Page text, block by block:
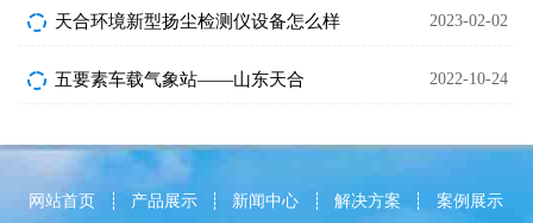
天合环境新型扬尘检测仪设备怎么样 2023-02-02
五要素车载气象站——山东天合 2022-10-24
网站首页 产品展示 新闻中心 解决方案
案例展示